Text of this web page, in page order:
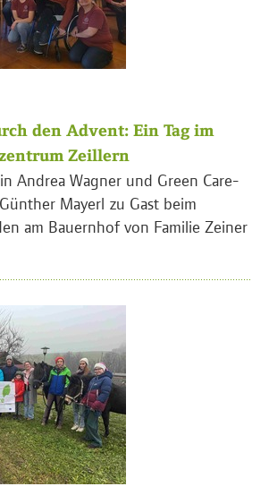
den Advent: Ein Tag im
Zeillern
Andrea Wagner und Green Care-
Mayerl zu Gast beim
am Bauernhof von Familie Zeiner